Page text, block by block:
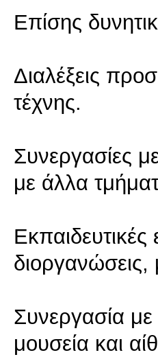
Επίσης
Διαλέξεις
τέχνης.
Συνεργασίες
με άλλα
διοργανώσεις,
Συνεργασία με
μουσεία και